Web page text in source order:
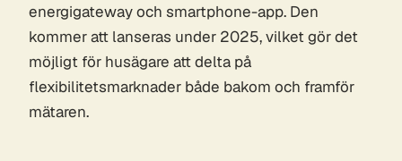
energigateway och smartphone-app. Den
kommer att lanseras under 2025, vilket gör det
möjligt för husägare att delta på
flexibilitetsmarknader både bakom och framför
mätaren.